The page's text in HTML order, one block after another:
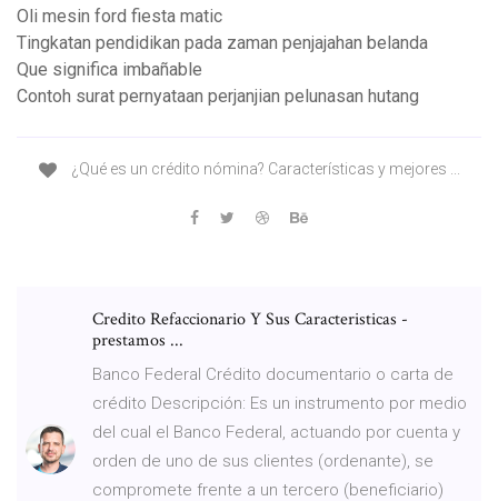
Oli mesin ford fiesta matic
Tingkatan pendidikan pada zaman penjajahan belanda
Que significa imbañable
Contoh surat pernyataan perjanjian pelunasan hutang
¿Qué es un crédito nómina? Características y mejores ...
Credito Refaccionario Y Sus Caracteristicas -
prestamos ...
Banco Federal Crédito documentario o carta de
crédito Descripción: Es un instrumento por medio
del cual el Banco Federal, actuando por cuenta y
orden de uno de sus clientes (ordenante), se
compromete frente a un tercero (beneficiario)